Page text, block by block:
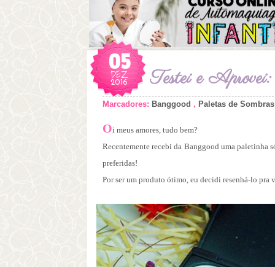
05
DEZ
2016 Testei e
Marcadores: Banggood , Paletas de Sombras
Oi meus amores, tudo bem?
Recentemente recebi da Banggood uma paletinha
preferidas!
Por ser um produto ótimo, eu decidi resenhá-lo